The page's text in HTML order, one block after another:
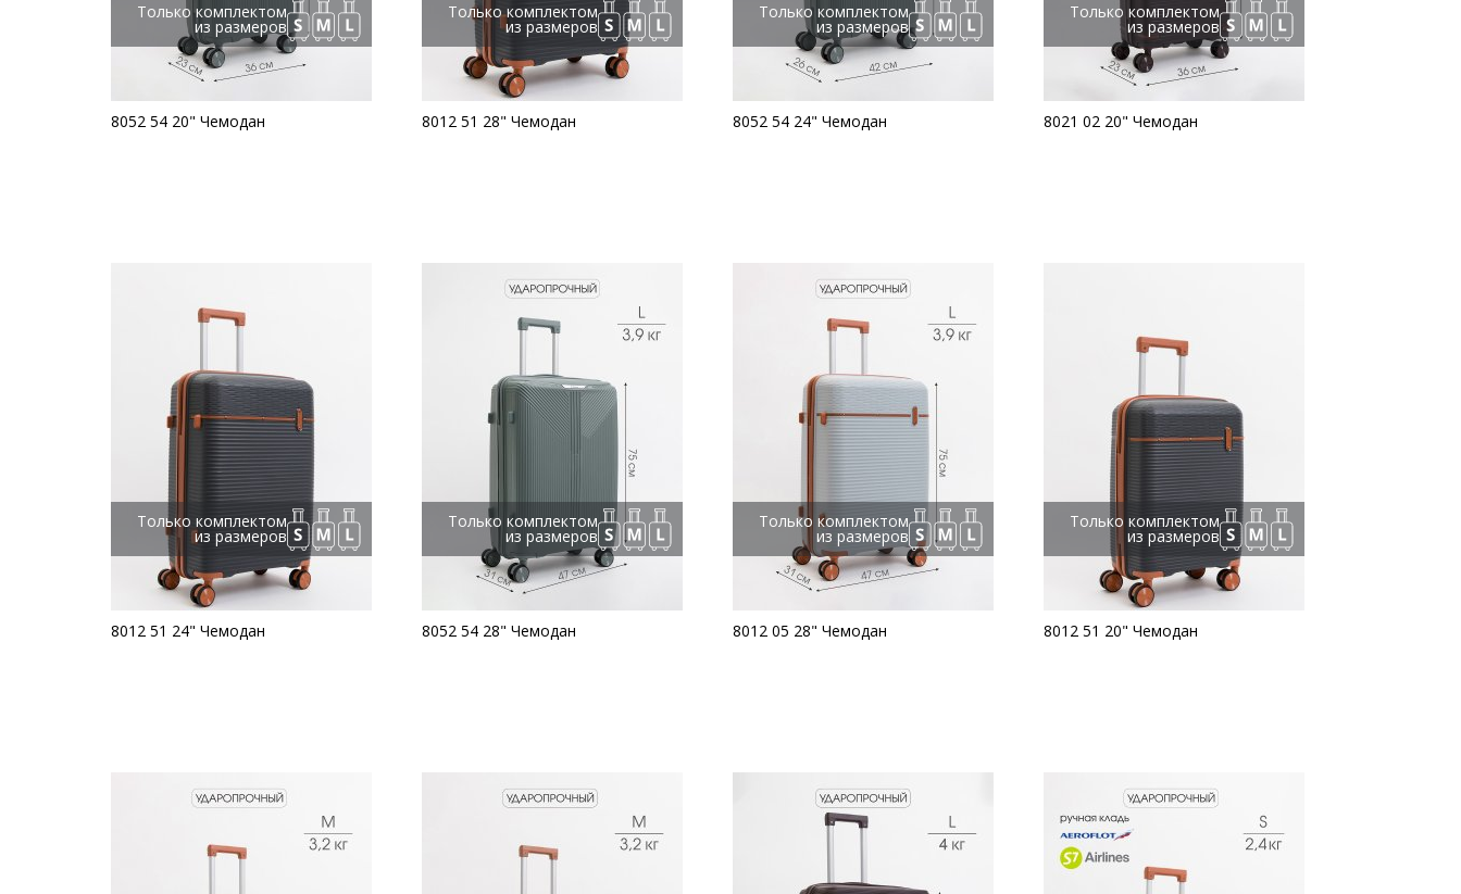
Только комплектом
из размеров
8052 54 20" Чемодан
Только комплектом
из размеров
8012 51 28" Чемодан
Только комплектом
из размеров
8052 54 24" Чемодан
Только комплектом
из размеров
8021 02 20" Чемодан
Только комплектом
из размеров
8012 51 24" Чемодан
Только комплектом
из размеров
8052 54 28" Чемодан
Только комплектом
из размеров
8012 05 28" Чемодан
Только комплектом
из размеров
8012 51 20" Чемодан